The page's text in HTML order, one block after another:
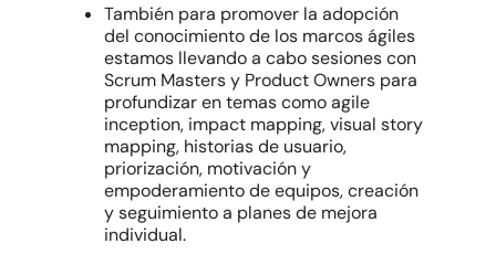
También para promover la adopción
del conocimiento de los marcos ágiles
estamos llevando a cabo sesiones con
Scrum Masters y Product Owners para
profundizar en temas como agile
inception, impact mapping, visual story
mapping, historias de usuario,
priorización, motivación y
empoderamiento de equipos, creación
y seguimiento a planes de mejora
individual.